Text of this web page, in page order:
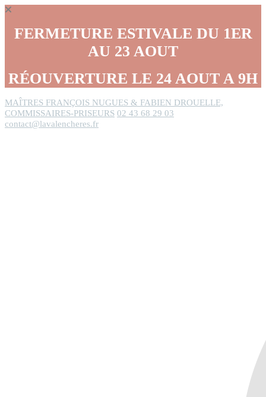
FERMETURE ESTIVALE DU 1ER
AU 23 AOUT
RÉOUVERTURE LE 24 AOUT A 9H
MAÎTRES FRANÇOIS NUGUES & FABIEN DROUELLE,
COMMISSAIRES-PRISEURS 02 43 68 29 03
contact@lavalencheres.fr
Panneau de gestion des cookies